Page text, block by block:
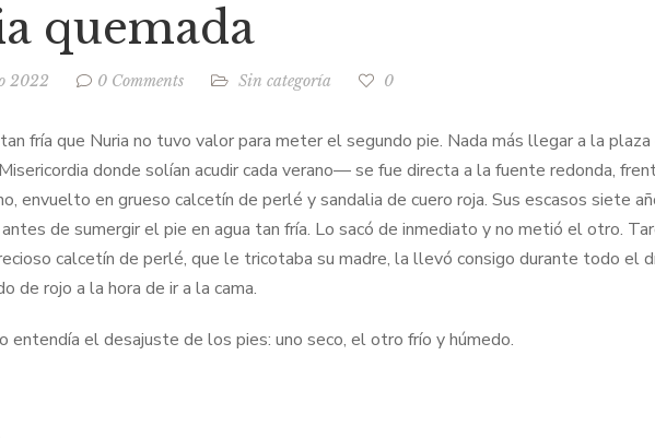
quemada
2022 0 Comments Sin categoría 0
fría que Nuria no tuvo valor para meter el segundo pie. Nada más llegar a la
donde solían acudir cada verano— se fue directa a la fuente redonda,
envuelto en grueso calcetín de perlé y sandalia de cuero roja. Sus escasos siete
de sumergir el pie en agua tan fría. Lo sacó de inmediato y no metió el otro.
calcetín de perlé, que le tricotaba su madre, la llevó consigo durante todo el
de rojo a la hora de ir a la cama.
el desajuste de los pies: uno seco, el otro frío y húmedo.